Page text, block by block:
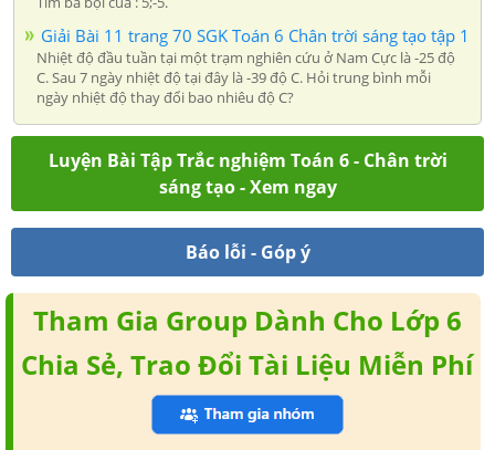
Giải Bài 11 trang 70 SGK Toán 6 Chân trời sáng tạo tập 1
Nhiệt độ đầu tuần tại một trạm nghiên cứu ở Nam Cực là -25 độ
C. Sau 7 ngày nhiệt độ tại đây là -39 độ C. Hỏi trung bình mỗi
ngày nhiệt độ thay đổi bao nhiêu độ C?
Luyện Bài Tập Trắc nghiệm Toán 6 - Chân trời
sáng tạo - Xem ngay
Báo lỗi - Góp ý
Tham Gia Group Dành Cho Lớp 6
Chia Sẻ, Trao Đổi Tài Liệu Miễn Phí